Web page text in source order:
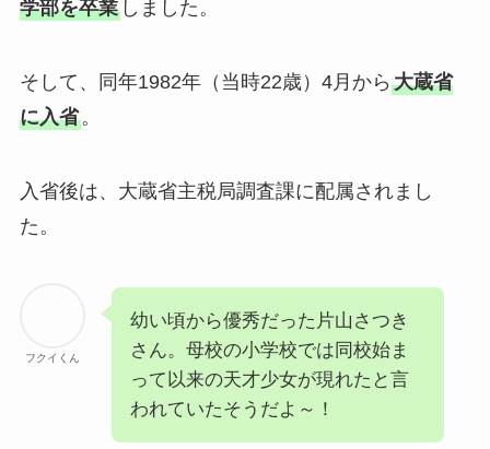
学部を卒業しました。
そして、同年1982年（当時22歳）4月から 大蔵省
に入省。
入省後は、大蔵省主税局調査課に配属されまし
た。
フクイくん
幼い頃から優秀だった片山さつき
さん。母校の小学校では同校始ま
って以来の天才少女が現れたと言
われていたそうだよ～！